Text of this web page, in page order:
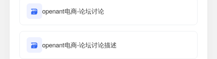
🗃 openant电商-论坛讨论
🗃 openant电商-论坛讨论描述